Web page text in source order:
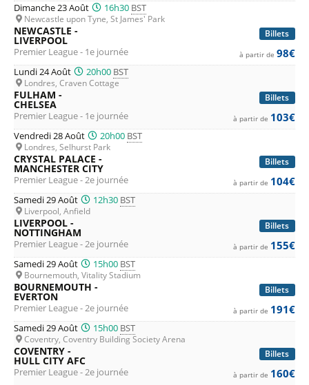
Dimanche 23 Août 16h30 BST
Newcastle upon Tyne, St James' Park
Billets
NEWCASTLE -
LIVERPOOL
Premier League - 1e journée à partir de 98€
Lundi 24 Août 20h00 BST
Londres, Craven Cottage
Billets
FULHAM -
CHELSEA
Premier League - 1e journée à partir de 103€
Vendredi 28 Août 20h00 BST
Londres, Selhurst Park
Billets
CRYSTAL PALACE -
MANCHESTER CITY
Premier League - 2e journée à partir de 104€
Samedi 29 Août 12h30 BST
Liverpool, Anfield
Billets
LIVERPOOL -
NOTTINGHAM
Premier League - 2e journée à partir de 155€
Samedi 29 Août 15h00 BST
Bournemouth, Vitality Stadium
Billets
BOURNEMOUTH -
EVERTON
Premier League - 2e journée à partir de 191€
Samedi 29 Août 15h00 BST
Coventry, Coventry Building Society Arena
Billets
COVENTRY -
HULL CITY AFC
Premier League - 2e journée à partir de 160€